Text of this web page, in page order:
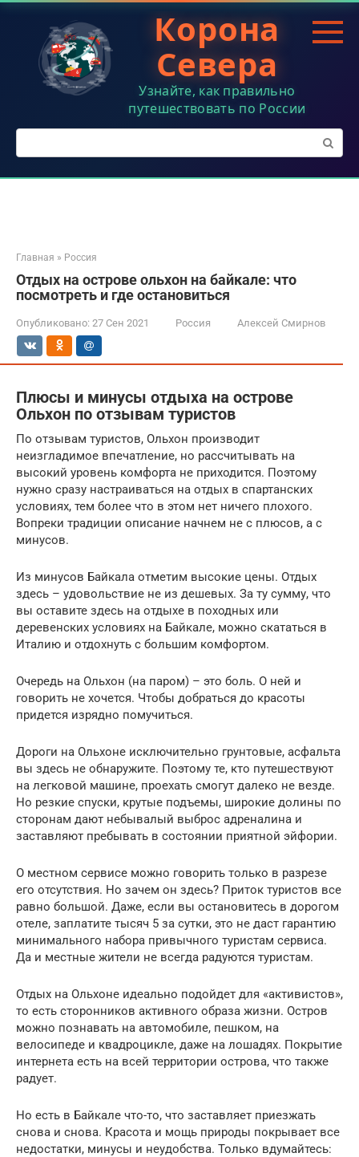
Перейти
контенту
Корона
Севера
Узнайте, как правильно
путешествовать по России
Поиск:
Главная » Россия
Отдых на острове ольхон на байкале: что
посмотреть и где остановиться
Опубликовано: 27 Сен 2021 Россия Алексей Смирнов
Плюсы и минусы отдыха на острове
Ольхон по отзывам туристов
По отзывам туристов, Ольхон производит
неизгладимое впечатление, но рассчитывать на
высокий уровень комфорта не приходится. Поэтому
нужно сразу настраиваться на отдых в спартанских
условиях, тем более что в этом нет ничего плохого.
Вопреки традиции описание начнем не с плюсов, а с
минусов.
Из минусов Байкала отметим высокие цены. Отдых
здесь – удовольствие не из дешевых. За ту сумму, что
вы оставите здесь на отдыхе в походных или
деревенских условиях на Байкале, можно скататься в
Италию и отдохнуть с большим комфортом.
Очередь на Ольхон (на паром) – это боль. О ней и
говорить не хочется. Чтобы добраться до красоты
придется изрядно помучиться.
Дороги на Ольхоне исключительно грунтовые, асфальта
вы здесь не обнаружите. Поэтому те, кто путешествуют
на легковой машине, проехать смогут далеко не везде.
Но резкие спуски, крутые подъемы, широкие долины по
сторонам дают небывалый выброс адреналина и
заставляют пребывать в состоянии приятной эйфории.
О местном сервисе можно говорить только в разрезе
его отсутствия. Но зачем он здесь? Приток туристов все
равно большой. Даже, если вы остановитесь в дорогом
отеле, заплатите тысяч 5 за сутки, это не даст гарантию
минимального набора привычного туристам сервиса.
Да и местные жители не всегда радуются туристам.
Отдых на Ольхоне идеально подойдет для «активистов»,
то есть сторонников активного образа жизни. Остров
можно познавать на автомобиле, пешком, на
велосипеде и квадроцикле, даже на лошадях. Покрытие
интернета есть на всей территории острова, что также
радует.
Но есть в Байкале что-то, что заставляет приезжать
снова и снова. Красота и мощь природы покрывает все
недостатки, минусы и неудобства. Только вдумайтесь: